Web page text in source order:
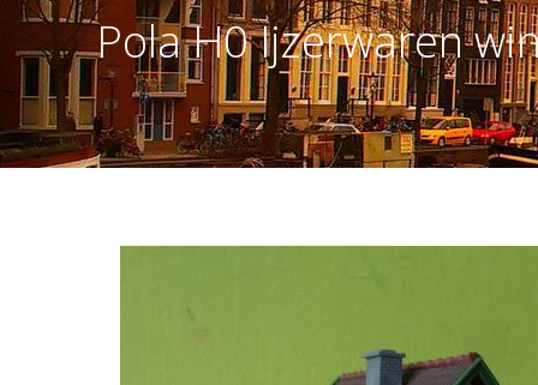
Pola H0 Ijzerwaren